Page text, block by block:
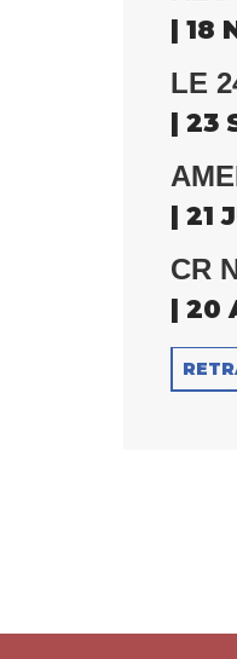
| 18
LE
| 23
| 21
CR
| 20